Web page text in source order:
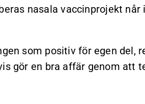
nasala vaccinprojekt når
som positiv för egen del,
gör en bra affär genom att